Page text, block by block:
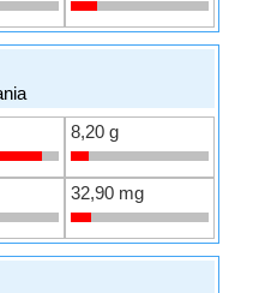
8,20 g
32,90 mg